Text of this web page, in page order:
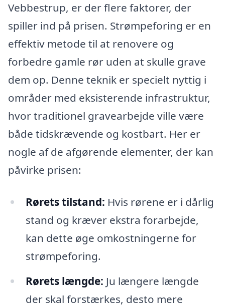
Vebbestrup, er der flere faktorer, der
spiller ind på prisen. Strømpeforing er en
effektiv metode til at renovere og
forbedre gamle rør uden at skulle grave
dem op. Denne teknik er specielt nyttig i
områder med eksisterende infrastruktur,
hvor traditionel gravearbejde ville være
både tidskrævende og kostbart. Her er
nogle af de afgørende elementer, der kan
påvirke prisen:
Rørets tilstand: Hvis rørene er i dårlig
stand og kræver ekstra forarbejde,
kan dette øge omkostningerne for
strømpeforing.
Rørets længde: Ju længere længde
der skal forstærkes, desto mere